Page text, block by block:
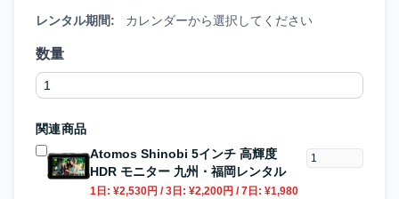
レンタル期間:
カレンダーから選択してください
数量
関連商品
Atomos Shinobi 5インチ 高輝度
HDR モニター 九州・福岡レンタル
1日: ¥2,530円 / 3日: ¥2,200円 / 7日: ¥1,980